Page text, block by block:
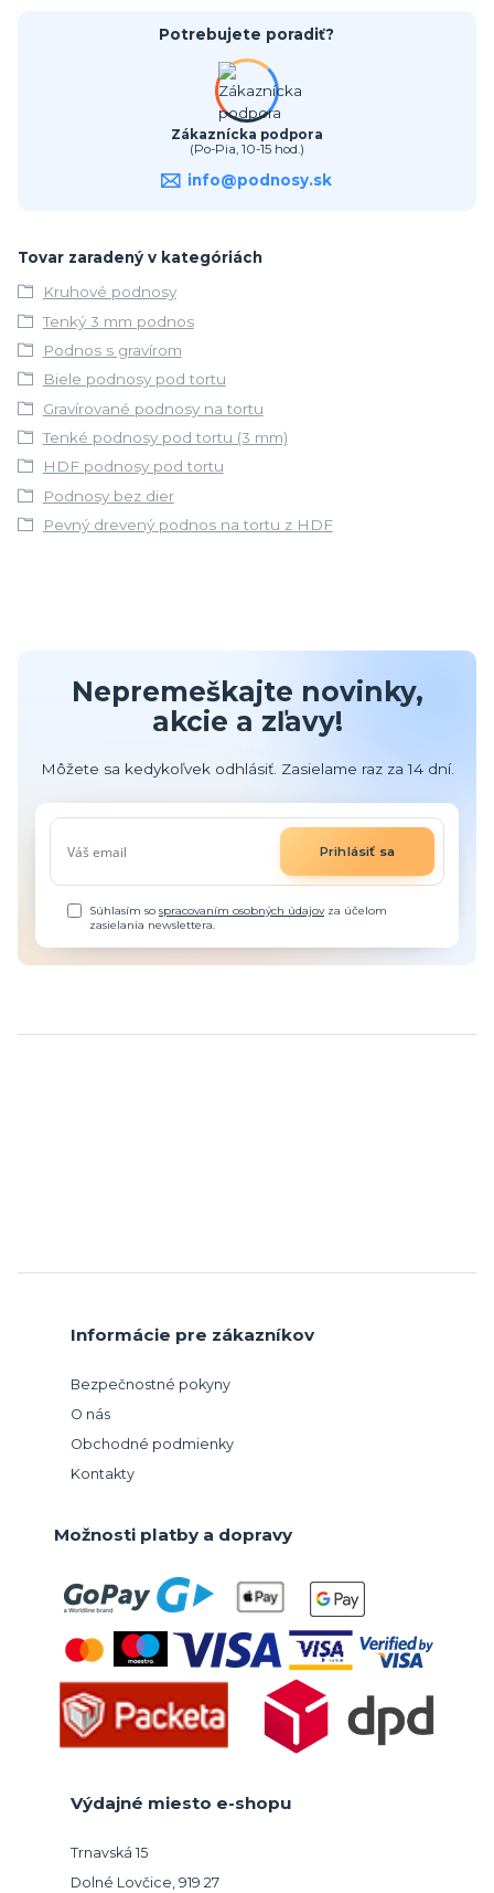
Potrebujete poradiť?
Zákaznícka podpora
(Po-Pia, 10-15 hod.)
info@podnosy.sk
Tovar zaradený v kategóriách
Kruhové podnosy
Tenký 3 mm podnos
Podnos s gravírom
Biele podnosy pod tortu
Gravírované podnosy na tortu
Tenké podnosy pod tortu (3 mm)
HDF podnosy pod tortu
Podnosy bez dier
Pevný drevený podnos na tortu z HDF
Nepremeškajte novinky,
akcie a zľavy!
Môžete sa kedykoľvek odhlásiť. Zasielame raz za 14 dní.
Prihlásiť sa
Súhlasím sospracovaním osobných údajovza účelom
zasielania newslettera.
Informácie pre zákazníkov
Bezpečnostné pokyny
O nás
Obchodné podmienky
Kontakty
Možnosti platby a dopravy
Výdajné miesto e-shopu
Trnavská 15
Dolné Lovčice, 919 27